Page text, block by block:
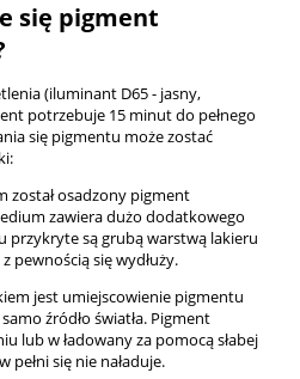
się pigment
(iluminant D65 - jasny,
potrzebuje 15 minut do pełnego
się pigmentu może zostać
został osadzony pigment
zawiera dużo dodatkowego
przykryte są grubą warstwą lakieru
pewnością się wydłuży.
jest umiejscowienie pigmentu
źródło światła. Pigment
lub w ładowany za pomocą słabej
się nie naładuje.